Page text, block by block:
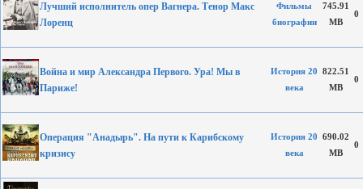
Лучший исполнитель опер Вагнера. Тенор Макс
Лоренц
Фильмы
биографии
745.91
MB
0
Война и мир Александра Первого. Ура! Мы в
Париже!
История 20
века
822.51
MB
0
Операция "Анадырь". На пути к Карибскому
кризису
История 20
века
690.02
MB
0